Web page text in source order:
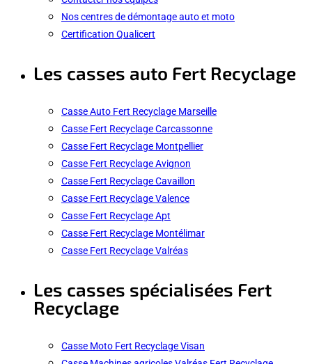
Nos centres de démontage auto et moto
Certification Qualicert
Les casses auto Fert Recyclage
Casse Auto Fert Recyclage Marseille
Casse Fert Recyclage Carcassonne
Casse Fert Recyclage Montpellier
Casse Fert Recyclage Avignon
Casse Fert Recyclage Cavaillon
Casse Fert Recyclage Valence
Casse Fert Recyclage Apt
Casse Fert Recyclage Montélimar
Casse Fert Recyclage Valréas
Les casses spécialisées Fert
Recyclage
Casse Moto Fert Recyclage Visan